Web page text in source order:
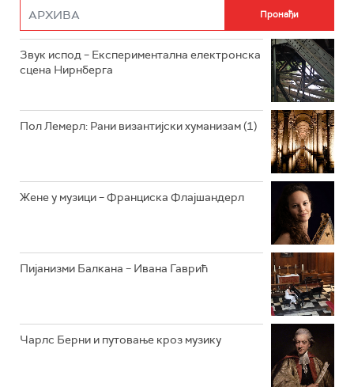
РАДИО РОКЕНРОЛЕР
РАДИО ЏЕЗЕР
Звук испод – Експериментална електронска
сцена Нирнберга
Пол Лемерл: Рани византијски хуманизам (1)
Жене у музици – Франциска Флајшандерл
Пијанизми Балкана – Ивана Гаврић
Чарлс Берни и путовање кроз музику